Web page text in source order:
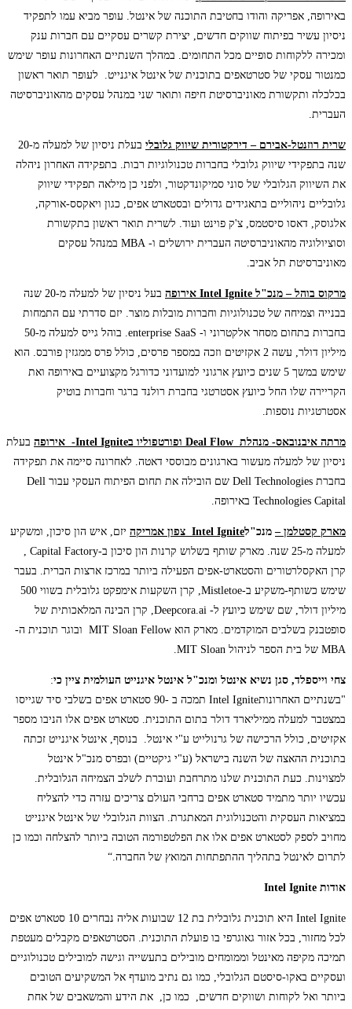
באירופה, אפריקה והודו בחטיבת התוכנה של אינטל. עופר מביא עמו לתפקיד
ניסיון עשיר בפיתוח שווקים חדשים, יצירת קשרים עסקיים עם חברות ענק
ומכירה ללקוחות סופיים מכל התחומים. במהלך השנתיים האחרונות עופר שימש
כמנטור עסקי של סטרטאפים בתוכנית של אינטל איגנייט. לעופר תואר ראשון
בכלכלה ותקשורת מאוניברסיטת חיפה ותואר שני במנהל עסקים מהאוניברסיטה
העברית.
שרית רוזנטל-אבירם – דירקטורית שיווק גלובלי
בעלת ניסיון של למעלה מ-20
שנה בתפקידי שיווק גלובלי בחברות טכנולוגיות רבות. בתפקידה האחרון ניהלה
את השיווק הגלובלי של סוני סמיקונדקטור, ולפני כן מילאה תפקידי שיווק
גלובליים ניהוליים בתאגידים גדולים ובסטארט אפים, כגון ויאקסס-אורקה,
אלגוסק, דאסו סיסטמס, צ'ק פוינט ועוד. לשרית תואר ראשון בתקשורת
וסוציולוגיה מהאוניברסיטה העברית ירושלים ו- MBA במנהל עסקים
מאוניברסיטת תל אביב.
מרקוס בוהל – מנכ"ל Intel Ignite אירופה
בעל ניסיון של למעלה מ-20 שנה
בבנייה וצמיחה של טכנולוגיות וחברות מובלות מוצר. יזם סדרתי עם התמחות
בחברות בתחום מסחר אלקטרוני ו- enterprise SaaS. בוהל גייס למעלה מ-50
מיליון דולר, עשה 2 אקזיטים וזכה במספר פרסים, כולל פרס ממגזין פורבס. הוא
שימש במשך 5 שנים כיועץ ארגוני למועדוני כדורגל מקצועיים באירופה ואת
הקריירה שלו החל כיועץ אסטרטגי בחברת רולנד ברגר וחברות בוטיק
אסטרטגיות נוספות.
מרתה איבנובאס- מנהלת Deal Flow ופורטפוליו בIntel Ignite- אירופה בעלת
ניסיון של למעלה מעשור בארגונים מבוססי דאטה. לאחרונה סיימה את תפקידה
בחברת Dell Technologies שם הובילה את תחום הפיתוח העסקי עבור Dell
Technologies Capital באירופה.
מארק קסטלמן – מנכ"לIntel Ignite צפון אמריקה יזם, איש הון סיכון, ומשקיע
למעלה מ-25 שנה. מארק שותף בשלוש קרנות הון סיכון ב-Capital Factory ,
קרן האקסלרטורים והסטארט-אפים הפעילה ביותר במרכז ארצות הברית. בעבר
שימש כשותף-משקיע ב-Mistletoe, קרן השקעות אימפקט גלובלית בשווי 500
מיליון דולר, שם שימש כיועץ ל- Deepcora.ai, קרן הבינה המלאכותית של
סופטבנק בשלבים המוקדמים. מארק הוא MIT Sloan Fellow ובוגר תוכנית ה-
MBA של בית הספר לניהול MIT Sloan.
צחי וייספלד, סגן נשיא אינטל ומנכ"ל אינטל איגנייט העולמית ציין כי:
"בשנתיים האחרונותIntel Ignite תמכה ב -90 סטארט אפים בשלבי סיד שגייסו
במצטבר למעלה ממיליארד דולר בתום התוכנית. סטארט אפים אלו הניבו מספר
אקזיטים, כולל הרכישה של גרנולייט ע"י אינטל. בנוסף, אינטל איגנייט זכתה
בתוכנית ההאצה של השנה בישראל (ע"י גיקטיים) ובפרס מנכ"ל אינטל
למצוינות. כעת התוכנית שלנו מתרחבת ועוברת לשלב הצמיחה הגלובלית.
עכשיו יותר מתמיד סטארט אפים ברחבי העולם צריכים עזרה כדי להצליח
במציאות העסקית והטכנולוגית המאתגרת. הצוות הגלובלי של אינטל איגנייט
מחויב לספק לסטארט אפים אלו את הפלטפורמה הטובה ביותר להצלחה וכמו כן
לתרום לאינטל בתהליך ההתפתחות המואץ של החברה.“
אודות Intel Ignite
Intel Ignite היא תוכנית גלובלית בת 12 שבועות אליה נבחרים 10 סטארט אפים
לכל מחזור, בכל אזור גאוגרפי בו פועלת התוכנית. הסטרטאפים מקבלים מעטפת
תמיכה מקיפה מאינטל וממומחים מובילים בתעשייה וגישה למובילים טכנולוגיים
ועסקיים באקו-סיסטם הגלובלי, כמו גם נתיב מועדף אל המשקיעים הטובים
ביותר ואל לקוחות ושווקים חדשים, כמו כן, את הידע והמשאבים של אחת